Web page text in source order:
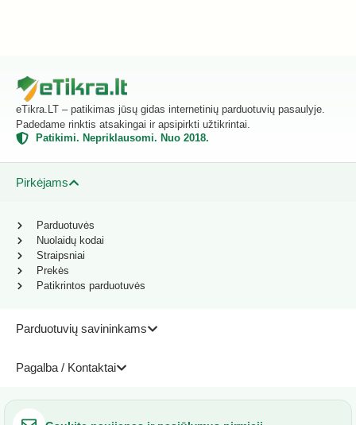
eTikra.LT – patikimas jūsų gidas internetinių parduotuvių pasaulyje.
Padedame rinktis atsakingai ir apsipirkti užtikrintai.
Patikimi. Nepriklausomi. Nuo 2018.
Pirkėjams
Parduotuvių savininkams
Pagalba / Kontaktai
Parduotuvės
Nuolaidų kodai
Straipsniai
Prekės
Patikrintos parduotuvės